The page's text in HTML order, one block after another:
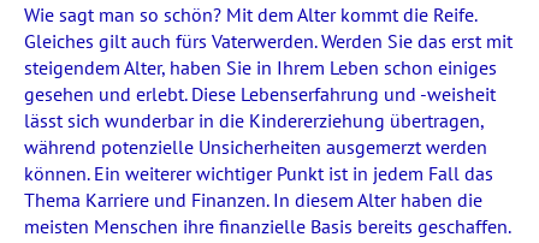
Wie sagt man so schön? Mit dem Alter kommt die Reife.
Gleiches gilt auch fürs Vaterwerden. Werden Sie das erst mit
steigendem Alter, haben Sie in Ihrem Leben schon einiges
gesehen und erlebt. Diese Lebenserfahrung und -weisheit
lässt sich wunderbar in die Kindererziehung übertragen,
während potenzielle Unsicherheiten ausgemerzt werden
können. Ein weiterer wichtiger Punkt ist in jedem Fall das
Thema Karriere und Finanzen. In diesem Alter haben die
meisten Menschen ihre finanzielle Basis bereits geschaffen.